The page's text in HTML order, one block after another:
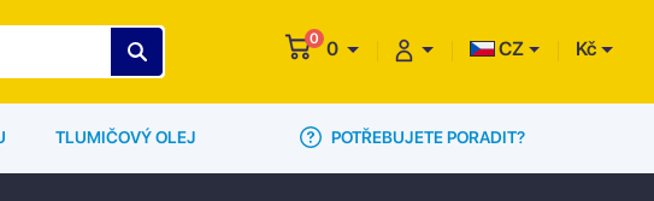
0 0 CZ Kč
TLUMIČOVÝ OLEJ POTŘEBUJETE PORADIT?